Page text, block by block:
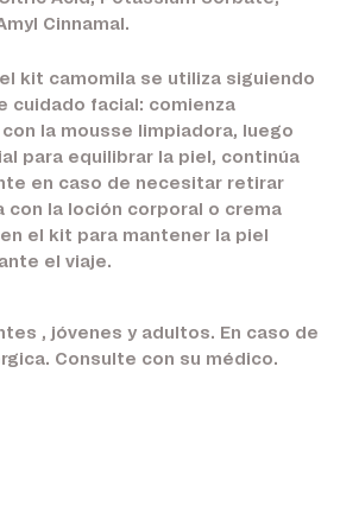
Cinnamal.
kit camomila se utiliza siguiendo
cuidado facial: comienza
la mousse limpiadora, luego
para equilibrar la piel, continúa
en caso de necesitar retirar
con la loción corporal o crema
el kit para mantener la piel
el viaje.
, jóvenes y adultos. En caso de
Consulte con su médico.